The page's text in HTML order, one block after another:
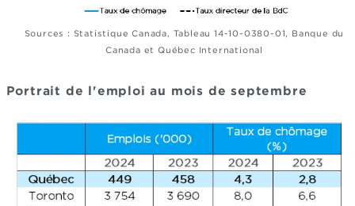
Sources : Statistique Canada, Tableau 14-10-0380-01, Banque du
Canada et Québec International
Portrait de l'emploiau mois de septembre